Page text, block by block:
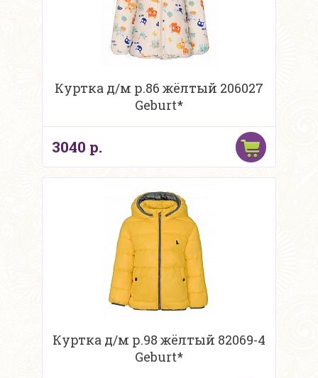
Куртка д/м р.86 жёлтый 206027
Geburt*
3040 р.
Куртка д/м р.98 жёлтый 82069-4
Geburt*